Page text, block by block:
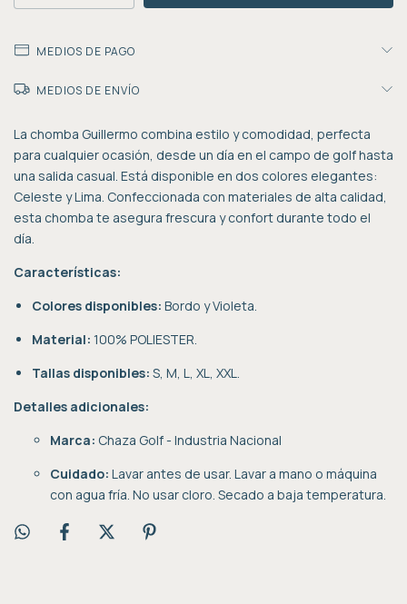
MEDIOS DE PAGO
MEDIOS DE ENVÍO
La chomba Guillermo combina estilo y comodidad, perfecta
para cualquier ocasión, desde un día en el campo de golf hasta
una salida casual. Está disponible en dos colores elegantes:
Celeste y Lima. Confeccionada con materiales de alta calidad,
esta chomba te asegura frescura y confort durante todo el
día.
Características:
Colores disponibles: Bordo y Violeta.
Material: 100% POLIESTER.
Tallas disponibles: S, M, L, XL, XXL.
Detalles adicionales:
Marca: Chaza Golf - Industria Nacional
Cuidado: Lavar antes de usar. Lavar a mano o máquina
con agua fría. No usar cloro. Secado a baja temperatura.